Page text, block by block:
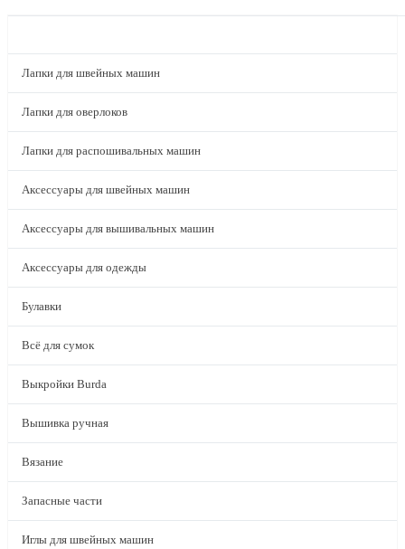
Лапки для швейных машин
Лапки для оверлоков
Лапки для распошивальных машин
Аксессуары для швейных машин
Аксессуары для вышивальных машин
Аксессуары для одежды
Булавки
Всё для сумок
Выкройки Burda
Вышивка ручная
Вязание
Запасные части
Иглы для швейных машин